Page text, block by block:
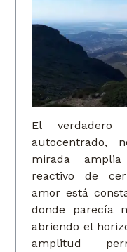
El
autocentrado,
mirada
reactivo de
amor está
donde parecía
abriendo el
amplitud